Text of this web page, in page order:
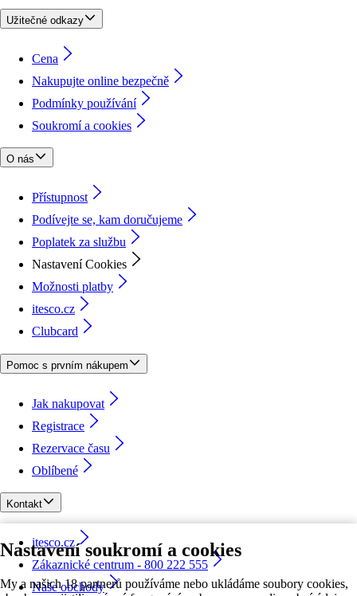
Nastavení soukromí a cookies
My a našich 18 partnerů používáme nebo ukládáme soubory cookies,
Užitečné odkazy
Cena
Nakupujte online bezpečně
Podmínky používání
Soukromí a cookies
O nás
Přístupnost
Podívejte se, kam doručujeme
Poplatek za službu
Nastavení Cookies
Možnosti platby
itesco.cz
Clubcard
Pomoc s prvním nákupem
Jak nakupovat
Registrace
Rezervace času
Oblíbené
Kontakt
itesco.cz
Zákaznické centrum - 800 222 555
Naše obchody